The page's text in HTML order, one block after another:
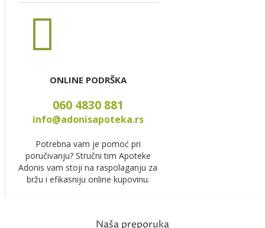
ONLINE PODRŠKA
060 4830 881
info@adonisapoteka.rs
Potrebna vam je pomoć pri
poručivanju? Stručni tim Apoteke
Adonis vam stoji na raspolaganju za
bržu i efikasniju online kupovinu.
Naša preporuka